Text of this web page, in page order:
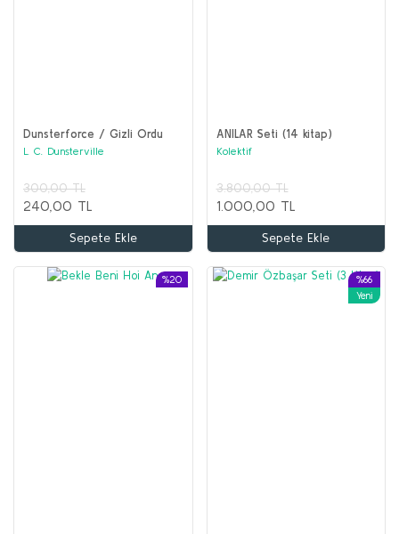
Dunsterforce / Gizli Ordu
L. C. Dunsterville
300,00 TL
240,00 TL
Sepete Ekle
ANILAR Seti (14 kitap)
Kolektif
3.800,00 TL
1.000,00 TL
Sepete Ekle
%20
%66
Yeni